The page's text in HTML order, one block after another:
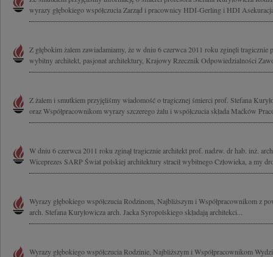
wyrazy głębokiego współczucia Zarząd i pracownicy HDI-Gerling i HDI
Z głębokim żalem zawiadamiamy, że w dniu 6 czerwca 2011 roku zginęli tragicznie
wybitny architekt, pasjonat architektury, Krajowy Rzecznik Odpowiedzialności
Z żalem i smutkiem przyjęliśmy wiadomość o tragicznej śmierci prof. Stefana
oraz Współpracownikom wyrazy szczerego żalu i współczucia składa Maćków
W dniu 6 czerwca 2011 roku zginął tragicznie architekt prof. nadzw. dr hab. inż.
Wiceprezes SARP Świat polskiej architektury stracił wybitnego Człowieka, a my
Wyrazy głębokiego współczucia Rodzinom, Najbliższym i Współpracownikom z
arch. Stefana Kuryłowicza arch. Jacka Syropolskiego składają architekci...
Wyrazy głębokiego współczucia Rodzinie, Najbliższym i Współpracownikom